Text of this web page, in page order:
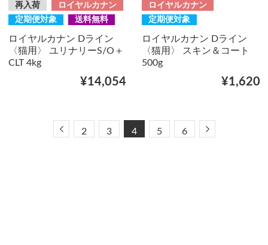
再入荷
ロイヤルカナン
定期便対象
送料無料
ロイヤルカナン Dライン
〈猫用〉 ユリナリーS/O＋
CLT 4kg
¥14,054
ロイヤルカナン
定期便対象
ロイヤルカナン Dライン
〈猫用〉 スキン＆コート
500g
¥1,620
Previous
2 3 4 5 6 Next